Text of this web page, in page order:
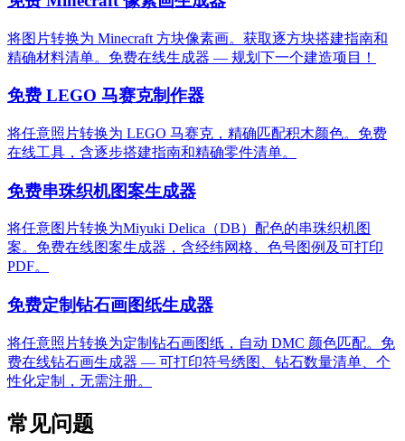
将图片转换为 Minecraft 方块像素画。获取逐方块搭建指南和
精确材料清单。免费在线生成器 — 规划下一个建造项目！
免费 LEGO 马赛克制作器
将任意照片转换为 LEGO 马赛克，精确匹配积木颜色。免费
在线工具，含逐步搭建指南和精确零件清单。
免费串珠织机图案生成器
将任意图片转换为Miyuki Delica（DB）配色的串珠织机图
案。免费在线图案生成器，含经纬网格、色号图例及可打印
PDF。
免费定制钻石画图纸生成器
将任意照片转换为定制钻石画图纸，自动 DMC 颜色匹配。免
费在线钻石画生成器 — 可打印符号绣图、钻石数量清单、个
性化定制，无需注册。
常见问题